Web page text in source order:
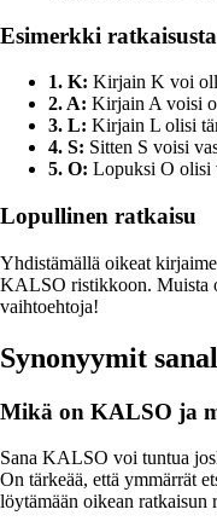
Esimerkki ratkaisusta
1. K: Kirjain K voi
2. A: Kirjain A voisi
3. L: Kirjain L olisi
4. S: Sitten S voisi
5. O: Lopuksi O olisi
Lopullinen ratkaisu
Yhdistämällä oikeat
KALSO ristikkoon. Muista
vaihtoehtoja!
Synonyymit
Mikä on KALSO ja
Sana KALSO voi tuntua
On tärkeää, että ymmärrät
löytämään oikean ratkaisun